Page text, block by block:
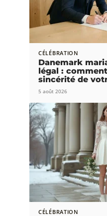
CÉLÉBRATION
Danemark
légal :
sincérité de
5 août 2026
CÉLÉBRATION